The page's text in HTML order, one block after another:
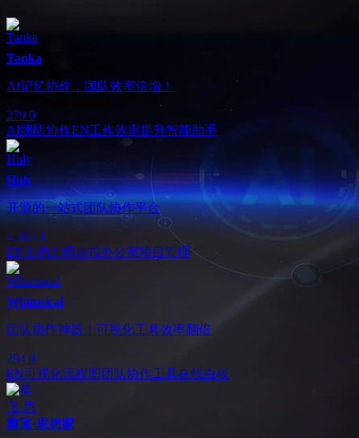
Tanka
AI记忆协作，团队效率倍增！
279 0
AI团队协作EN工作效率提升智能助手
Huly
开源的一站式团队协作平台
4,365 0
EN文档管理虚拟办公室项目管理
Whimsical
团队协作神器！可视化工具效率翻倍
294 0
EN可视化流程图 团队协作工具在线白板
英飞·思想家